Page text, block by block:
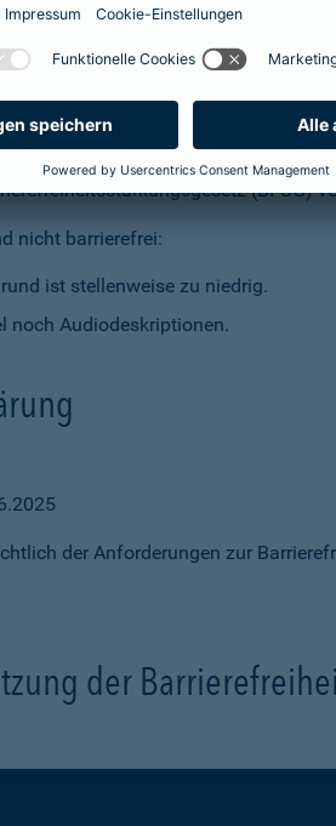
(BFSG)
nicht barrierefrei:
ist stellenweise zu niedrig.
noch Audiodeskriptionen.
der Anforderungen zur
der